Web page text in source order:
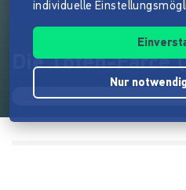
Die Toten-Farce
individuelle
Nur